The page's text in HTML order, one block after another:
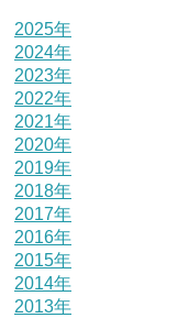
2025年
2024年
2023年
2022年
2021年
2020年
2019年
2018年
2017年
2016年
2015年
2014年
2013年